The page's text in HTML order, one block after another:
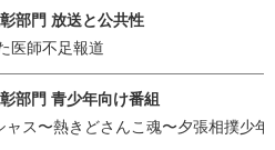
部門 放送と公共性
医師不足報道
部門 青少年向け番組
ャス〜熱きどさんこ魂〜夕張相撲少